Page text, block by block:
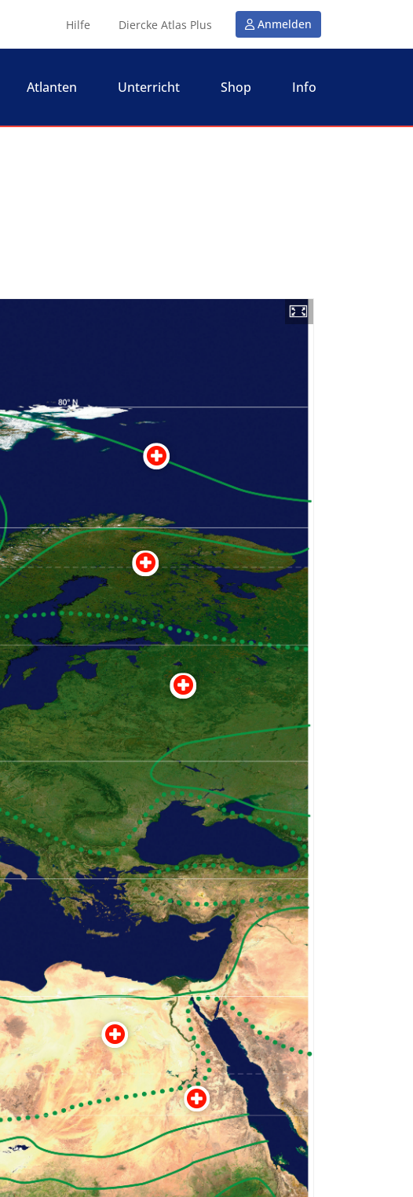
Hilfe Diercke Atlas Plus Anmelden
Atlanten Unterricht Shop Info